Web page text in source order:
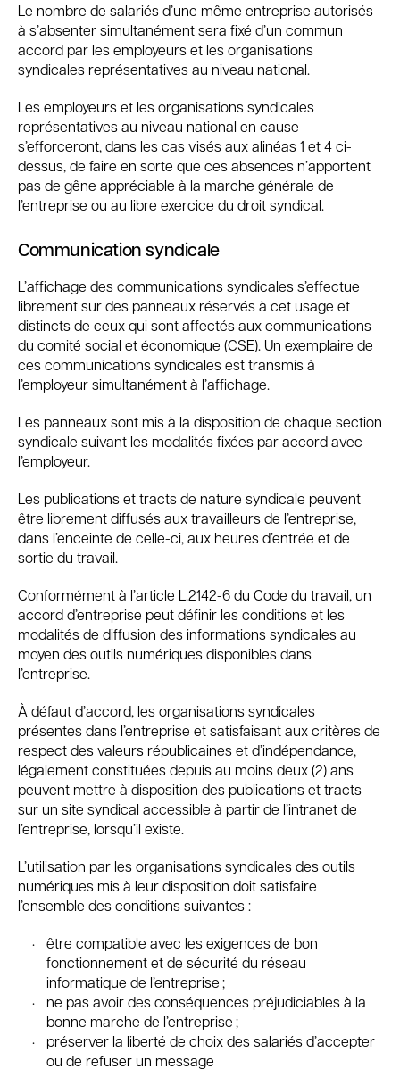
Le nombre de salariés d’une même entreprise autorisés
à s’absenter simultanément sera fixé d’un commun
accord par les employeurs et les organisations
syndicales représentatives au niveau national.
Les employeurs et les organisations syndicales
représentatives au niveau national en cause
s’efforceront, dans les cas visés aux alinéas 1 et 4 ci-
dessus, de faire en sorte que ces absences n’apportent
pas de gêne appréciable à la marche générale de
l’entreprise ou au libre exercice du droit syndical.
Communication syndicale
L’affichage des communications syndicales s’effectue
librement sur des panneaux réservés à cet usage et
distincts de ceux qui sont affectés aux communications
du comité social et économique (CSE). Un exemplaire de
ces communications syndicales est transmis à
l’employeur simultanément à l’affichage.
Les panneaux sont mis à la disposition de chaque section
syndicale suivant les modalités fixées par accord avec
l’employeur.
Les publications et tracts de nature syndicale peuvent
être librement diffusés aux travailleurs de l’entreprise,
dans l’enceinte de celle-ci, aux heures d’entrée et de
sortie du travail.
Conformément à l’article L.2142-6 du Code du travail, un
accord d’entreprise peut définir les conditions et les
modalités de diffusion des informations syndicales au
moyen des outils numériques disponibles dans
l’entreprise.
À défaut d’accord, les organisations syndicales
présentes dans l’entreprise et satisfaisant aux critères de
respect des valeurs républicaines et d’indépendance,
légalement constituées depuis au moins deux (2) ans
peuvent mettre à disposition des publications et tracts
sur un site syndical accessible à partir de l’intranet de
l’entreprise, lorsqu’il existe.
L’utilisation par les organisations syndicales des outils
numériques mis à leur disposition doit satisfaire
l’ensemble des conditions suivantes :
être compatible avec les exigences de bon
fonctionnement et de sécurité du réseau
informatique de l’entreprise ;
ne pas avoir des conséquences préjudiciables à la
bonne marche de l’entreprise ;
préserver la liberté de choix des salariés d’accepter
ou de refuser un message